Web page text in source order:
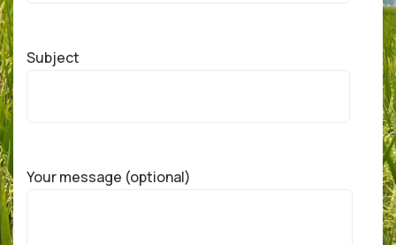
Subject
Your message (optional)